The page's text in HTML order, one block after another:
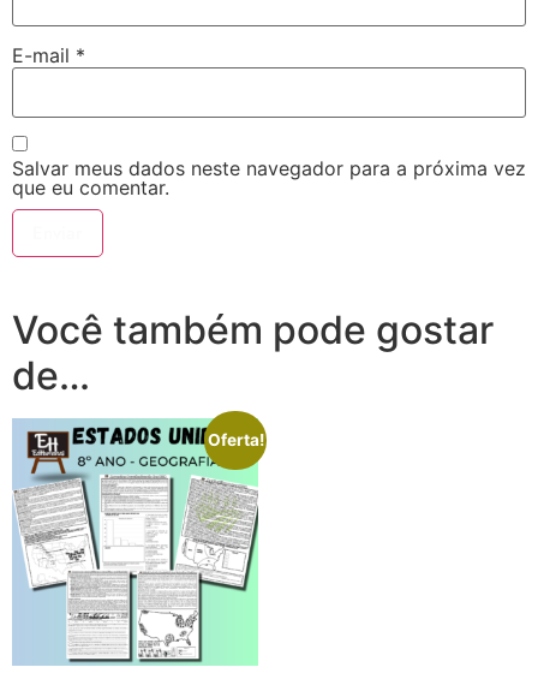
E-mail *
Salvar meus dados neste navegador para a próxima vez
que eu comentar.
Você também pode gostar
de…
Oferta!